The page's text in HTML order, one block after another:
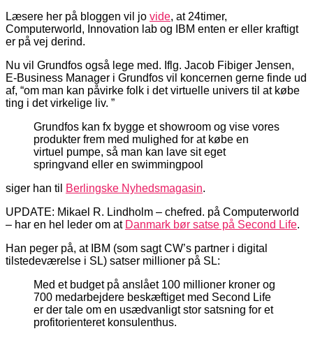
Læsere her på bloggen vil jo vide, at 24timer,
Computerworld, Innovation lab og IBM enten er eller kraftigt
er på vej derind.
Nu vil Grundfos også lege med. Iflg. Jacob Fibiger Jensen,
E-Business Manager i Grundfos vil koncernen gerne finde ud
af, “om man kan påvirke folk i det virtuelle univers til at købe
ting i det virkelige liv. ”
Grundfos kan fx bygge et showroom og vise vores
produkter frem med mulighed for at købe en
virtuel pumpe, så man kan lave sit eget
springvand eller en swimmingpool
siger han til
Berlingske Nyhedsmagasin.
UPDATE: Mikael R. Lindholm – chefred. på Computerworld
– har en hel leder om at Danmark bør satse på Second Life.
Han peger på, at IBM (som sagt CW’s partner i digital
tilstedeværelse i SL) satser millioner på SL:
Med et budget på anslået 100 millioner kroner og
700 medarbejdere beskæftiget med Second Life
er der tale om en usædvanligt stor satsning for et
profit­orienteret konsulenthus.